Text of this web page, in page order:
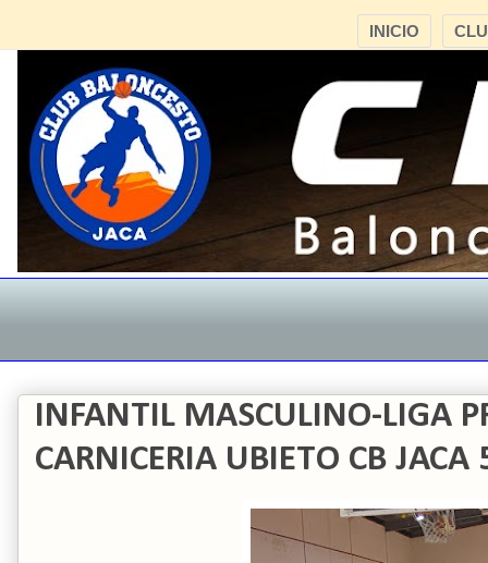
INICIO
INFANTIL MASCULINO-LIGA
CARNICERIA UBIETO CB